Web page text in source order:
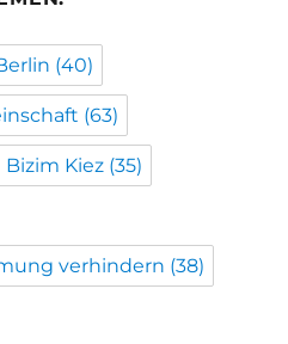
(40)
(63)
Bizim Kiez (35)
verhindern (38)